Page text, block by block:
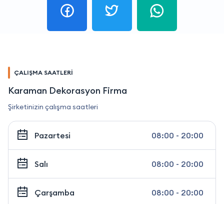
ÇALIŞMA SAATLERİ
Karaman Dekorasyon Firma
Şirketinizin çalışma saatleri
Pazartesi 08:00 - 20:00
Salı 08:00 - 20:00
Çarşamba 08:00 - 20:00